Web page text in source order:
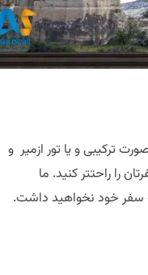
و یا تور ازمیر و
راحتتر کنید. ما
خود نخواهید داشت.